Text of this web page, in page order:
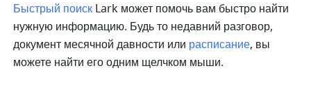
Быстрый поиск Lark может помочь вам быстро найти
нужную информацию. Будь то недавний разговор,
документ месячной давности или расписание, вы
можете найти его одним щелчком мыши.